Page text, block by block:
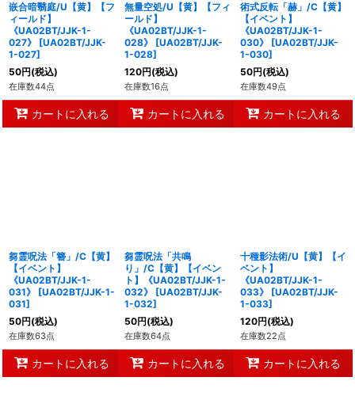
嵌合暗翳庭/U【黄】【フ
ィールド】
《UA02BT/JJK-1-
027》
[UA02BT/JJK-
1-027]
50円(税込)
在庫数44点
カートに入れる
無量空処/U【黄】【フィ
ールド】
《UA02BT/JJK-1-
028》
[UA02BT/JJK-
1-028]
120円(税込)
在庫数16点
カートに入れる
術式反転「赫」/C【黄】
【イベント】
《UA02BT/JJK-1-
030》
[UA02BT/JJK-
1-030]
50円(税込)
在庫数49点
カートに入れる
芻霊呪法「簪」/C【黄】
【イベント】
《UA02BT/JJK-1-
031》
[UA02BT/JJK-1-
031]
50円(税込)
在庫数63点
カートに入れる
芻霊呪法「共鳴
り」/C【黄】【イベン
ト】《UA02BT/JJK-1-
032》
[UA02BT/JJK-
1-032]
50円(税込)
在庫数64点
カートに入れる
十種影法術/U【黄】【イ
ベント】
《UA02BT/JJK-1-
033》
[UA02BT/JJK-
1-033]
120円(税込)
在庫数22点
カートに入れる